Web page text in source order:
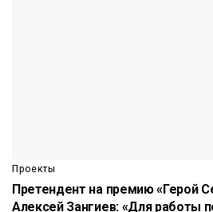
Проекты
Претендент на премию «Герой
Алексей Зангиев: «Для работы